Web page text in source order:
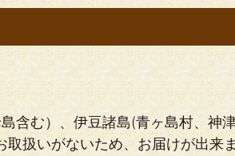
含む）、伊豆諸島(青ヶ島村、神
取扱いがないため、お届けが出来